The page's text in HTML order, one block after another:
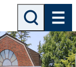
索